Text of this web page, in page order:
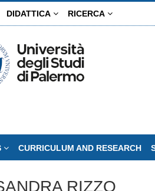
DIDATTICA RICERCA
CURRICULUM AND RESEARCH
RIZZO